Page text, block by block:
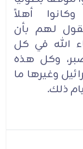
أهلاً
لهم بأن
الله في كل
وكل هذه
وغيرها ما
ذلك.